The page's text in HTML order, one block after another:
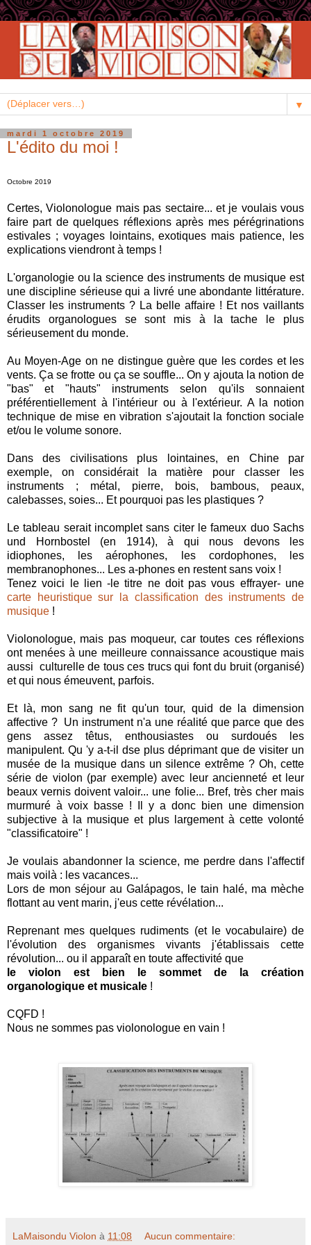
▼
mardi 1 octobre 2019
L'édito du moi !
Octobre 2019
Certes, Violonologue mais pas sectaire... et je voulais vous
faire part de quelques réflexions après mes pérégrinations
estivales ; voyages lointains, exotiques mais patience, les
explications viendront à temps !
L'organologie ou la science des instruments de musique est
une discipline sérieuse qui a livré une abondante littérature.
Classer les instruments ? La belle affaire ! Et nos vaillants
érudits organologues se sont mis à la tache le plus
sérieusement du monde.
Au Moyen-Age on ne distingue guère que les cordes et les
vents. Ça se frotte ou ça se souffle... On y ajouta la notion de
"bas" et "hauts" instruments selon qu'ils sonnaient
préférentiellement à l'intérieur ou à l'extérieur. A la notion
technique de mise en vibration s'ajoutait la fonction sociale
et/ou le volume sonore.
Dans des civilisations plus lointaines, en Chine par
exemple, on considérait la matière pour classer les
instruments ; métal, pierre, bois, bambous, peaux,
calebasses, soies... Et pourquoi pas les plastiques ?
Le tableau serait incomplet sans citer le fameux duo Sachs
und Hornbostel (en 1914), à qui nous devons les
idiophones, les aérophones, les cordophones, les
membranophones... Les a-phones en restent sans voix !
Tenez voici le lien -le titre ne doit pas vous effrayer- une
carte heuristique sur la classification des instruments de
musique !
Violonologue, mais pas moqueur, car toutes ces réflexions
ont menées à une meilleure connaissance acoustique mais
aussi culturelle de tous ces trucs qui font du bruit (organisé)
et qui nous émeuvent, parfois.
Et là, mon sang ne fit qu'un tour, quid de la dimension
affective ? Un instrument n'a une réalité que parce que des
gens assez têtus, enthousiastes ou surdoués les
manipulent. Qu 'y a-t-il dse plus déprimant que de visiter un
musée de la musique dans un silence extrême ? Oh, cette
série de violon (par exemple) avec leur ancienneté et leur
beaux vernis doivent valoir... une folie... Bref, très cher mais
murmuré à voix basse ! Il y a donc bien une dimension
subjective à la musique et plus largement à cette volonté
"classificatoire" !
Je voulais abandonner la science, me perdre dans l'affectif
mais voilà : les vacances...
Lors de mon séjour au Galápagos, le tain halé, ma mèche
flottant au vent marin, j'eus cette révélation...
Reprenant mes quelques rudiments (et le vocabulaire) de
l'évolution des organismes vivants j'établissais cette
révolution... ou il apparaît en toute affectivité que
le violon est bien le sommet de la création
organologique et musicale !
CQFD !
Nous ne sommes pas violonologue en vain !
LaMaisondu Violon à 11:08 Aucun commentaire: